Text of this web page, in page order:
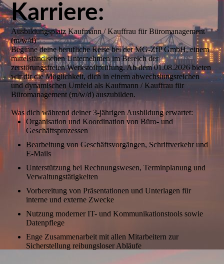
Karriere:
Ausbildungsplatz Kaufmann / Kauffrau für Büromanagement
(m/w/d)
Beginne deine berufliche Reise bei der MG-ZfP GmbH, einem
mittelständischen Unternehmen im Bereich der
zerstörungsfreien Werkstoffprüfung. Ab dem 01.08.2026 bieten
wir dir die Möglichkeit, dich in einem abwechslungsreichen
und dynamischen Umfeld als Kaufmann / Kauffrau für
Büromanagement (m/w/d) auszubilden.
Was dich während deiner 3-jährigen Ausbildung erwartet:
Organisation und Koordination von Büro- und
Geschäftsprozessen
Bearbeitung von Geschäftsvorgängen, Schriftverkehr und
E-Mails
Unterstützung bei Rechnungswesen, Terminplanung und
Verwaltungstätigkeiten
Vorbereitung von Präsentationen und Unterlagen für
interne und externe Zwecke
Nutzung moderner IT- und Kommunikationstools sowie
Datenpflege
Enge Zusammenarbeit mit allen Mitarbeitern zur
Sicherstellung reibungsloser Abläufe